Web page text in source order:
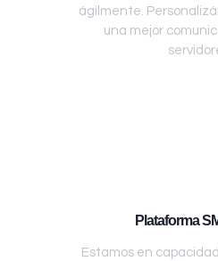
ágilmente.
una mejor
Plataforma
Estamos en